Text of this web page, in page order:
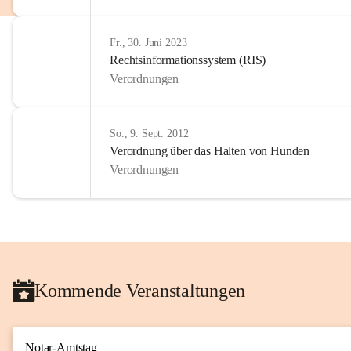
Fr., 30. Juni 2023
Rechtsinformationssystem (RIS)
Verordnungen
So., 9. Sept. 2012
Verordnung über das Halten von Hunden
Verordnungen
Kommende Veranstaltungen
Notar-Amtstag